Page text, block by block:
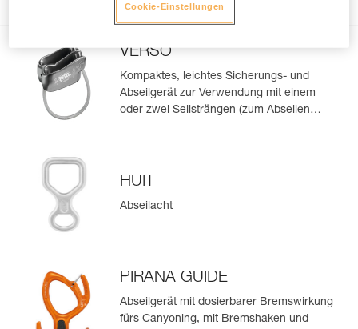
des Nachsteigenden vom Standplatz aus
VERSO
Kompaktes, leichtes Sicherungs- und
Abseilgerät zur Verwendung mit einem
oder zwei Seilsträngen (zum Abseilen
HUIT
Abseilacht
PIRANA GUIDE
Abseilgerät mit dosierbarer Bremswirkung
fürs Canyoning, mit Bremshaken und
Cookie-Einstellungen